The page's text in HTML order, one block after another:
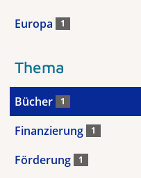
Europa 1
Thema
Bücher 1
Finanzierung 1
Förderung 1